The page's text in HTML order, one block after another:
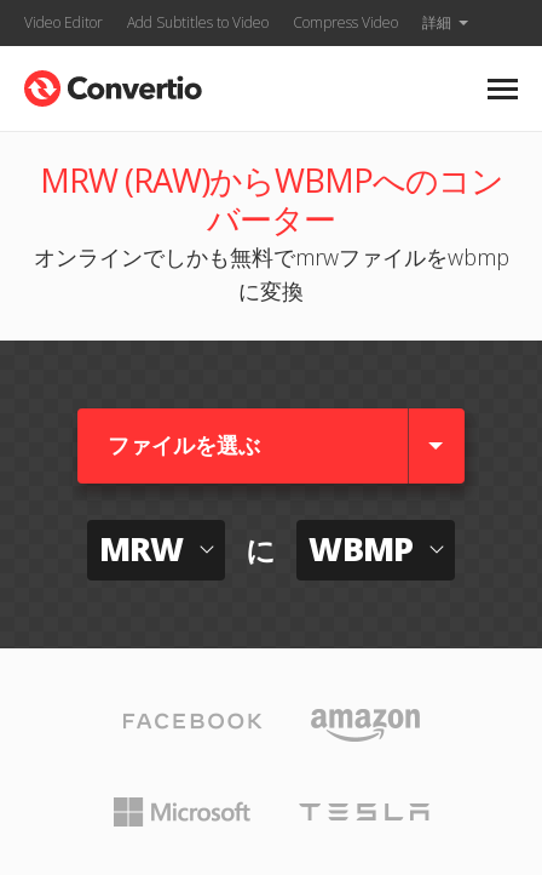
Video Editor Add Subtitles to Video Compress Video 詳細
MRW (RAW)からWBMPへのコン
バーター
オンラインでしかも無料でmrwファイルをwbmp
に変換
ファイルを選ぶ
MRW に WBMP